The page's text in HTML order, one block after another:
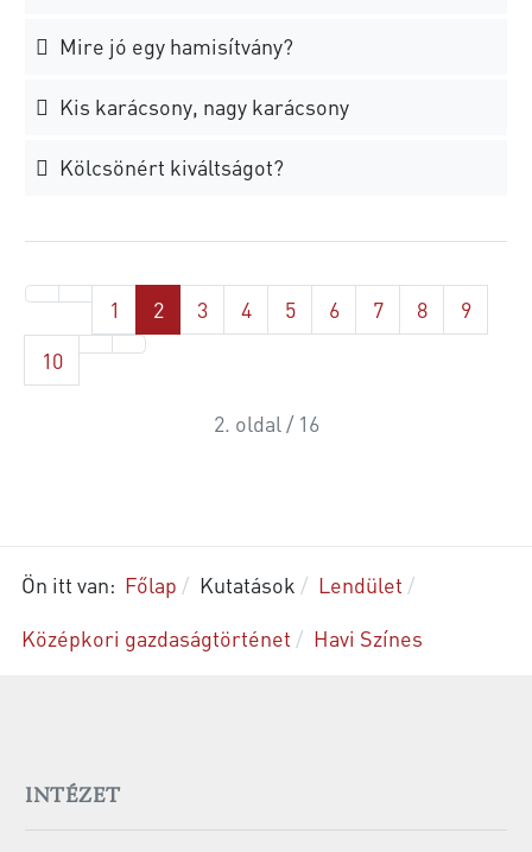
Mire jó egy hamisítvány?
Kis karácsony, nagy karácsony
Kölcsönért kiváltságot?
1 2 3 4 5 6 7 8
9
10
2. oldal / 16
Ön itt van: Főlap Kutatások
Lendület
Középkori gazdaságtörténet
Havi Színes
INTÉZET